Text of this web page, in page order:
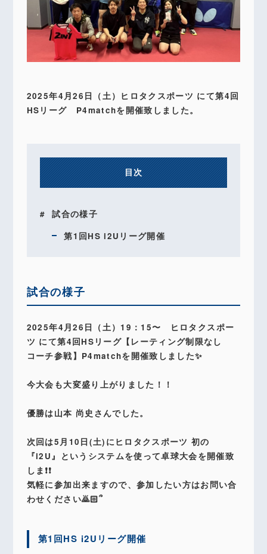
2025年4月26日（土）ヒロタクスポーツ にて第4回
HSリーグ P4matchを開催致しました。
目次
試合の様子
第1回HS i2Uリーグ開催
試合の様子
2025年4月26日（土）19：15〜 ヒロタクスポー
ツ にて第4回HSリーグ【レーティング制限なし
コーチ参戦】P4matchを開催致しました✨️
今大会も大変盛り上がりました！！
優勝は山本 尚史さんでした。
次回は5月10日(土)にヒロタクスポーツ 初の
『i2U』というシステムを使って卓球大会を開催致
しま❗️❗️
気軽に参加出来ますので、参加したい方はお問い合
わせください🙇🏻՞
第1回HS i2Uリーグ開催